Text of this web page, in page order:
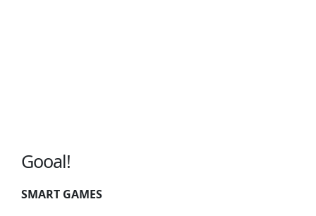
Gooal!
SMART GAMES